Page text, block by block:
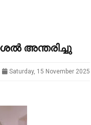
അന്തരിച്ചു
Saturday, 15 November 2025